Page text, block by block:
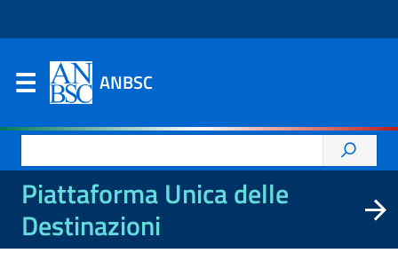
ANBSC
per:
Piattaforma Unica delle
Destinazioni